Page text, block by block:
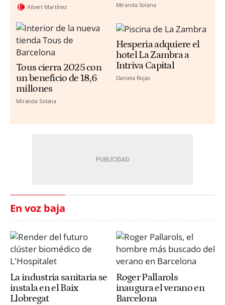
Albert Martínez Miranda Solana
Tous cierra 2025 con
un beneficio de 18,6
millones
Miranda Solana
Hesperia adquiere el
hotel La Zambra a
Intriva Capital
Daniela Rojas
En voz baja
La industria sanitaria se
instala en el Baix
Llobregat
Roger Pallarols
inaugura el verano en
Barcelona